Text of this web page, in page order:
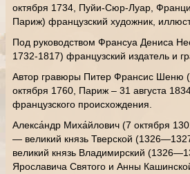
октября 1734, Пуйи-Сюр-Луар,
Париж) французский художник,
Под руководством Франсуа Дениса
1732-1817) французский издатель и
Автор гравюры Питер Франсис Шеню
октября 1760, Париж – 31 августа
французского происхождения.
Алекса́ндр Миха́йлович (7 октября
— великий князь Тверской
великий князь Владимирский
Ярославича Святого и Анны